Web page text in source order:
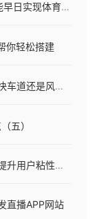
拿到体育赛事版权+缺乏开发能力，如何才能早日实现体育内容商业化！
你轻松搭建
现成方案低成本让情趣用品变智能：是省钱快车道还是风险暗流？
五）
创业开发体育直播平台：增强市场竞争力和提升用户粘性解决方案
直播APP网站